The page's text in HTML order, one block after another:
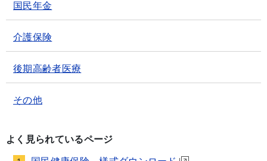
国民年金
介護保険
後期高齢者医療
その他
よく見られているページ